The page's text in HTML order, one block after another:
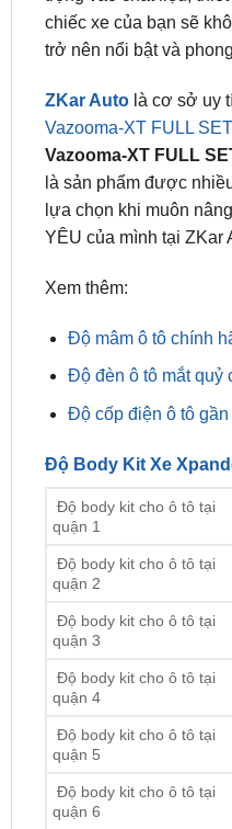
ZKar Auto là cơ sở uy
Vazooma-XT FULL
là sản phẩm được
lựa chọn khi muôn
YÊU của mình tại ZKar
Xem thêm:
Độ mâm ô tô chính
Độ Body Kit Xe
quận 1
Độ body kit cho ô tô tại
quận 2
Độ body kit cho ô tô tại
quận 3
Độ body kit cho ô tô tại
quận 4
Độ body kit cho ô tô tại
quận 5
Độ body kit cho ô tô tại
quận 6
Độ body kit cho ô tô tại
quận Gò Vấp